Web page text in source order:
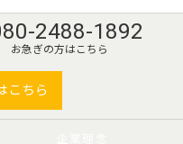
2488-1892
お急ぎの方はこちら
こちら